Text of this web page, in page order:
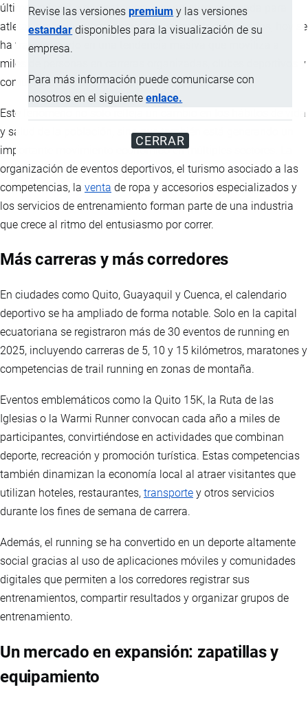
Revise las versionespremium y las versiones
estandar disponibles para la visualización de su
empresa.
Para más información puede comunicarse con
nosotros en el siguienteenlace.
CERRAR
últimos años. Lo que antes era una práctica reservada para
atletas profesionales o pequeños grupos de aficionados, hoy se
ha transformado en una tendencia masiva que moviliza a
miles de personas en carreras organizadas, clubes deportivos y
comunidades de corredores en todo el país.
Este fenómeno no solo refleja un cambio en los hábitos de vida
y salud de la población, sino que también está generando un
importante movimiento económico en múltiples sectores. La
organización de eventos deportivos, el turismo asociado a las
competencias, la venta de ropa y accesorios especializados y
los servicios de entrenamiento forman parte de una industria
que crece al ritmo del entusiasmo por correr.
Más carreras y más corredores
En ciudades como Quito, Guayaquil y Cuenca, el calendario
deportivo se ha ampliado de forma notable. Solo en la capital
ecuatoriana se registraron más de 30 eventos de running en
2025, incluyendo carreras de 5, 10 y 15 kilómetros, maratones y
competencias de trail running en zonas de montaña.
Eventos emblemáticos como la Quito 15K, la Ruta de las
Iglesias o la Warmi Runner convocan cada año a miles de
participantes, convirtiéndose en actividades que combinan
deporte, recreación y promoción turística. Estas competencias
también dinamizan la economía local al atraer visitantes que
utilizan hoteles, restaurantes, transporte y otros servicios
durante los fines de semana de carrera.
Además, el running se ha convertido en un deporte altamente
social gracias al uso de aplicaciones móviles y comunidades
digitales que permiten a los corredores registrar sus
entrenamientos, compartir resultados y organizar grupos de
entrenamiento.
Un mercado en expansión: zapatillas y
equipamiento